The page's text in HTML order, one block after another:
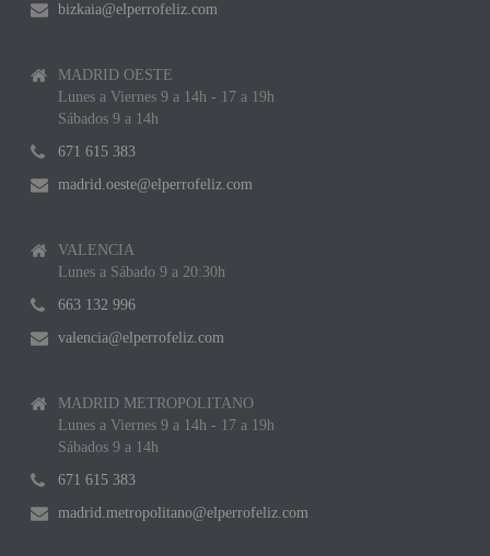
bizkaia@elperrofeliz.com
MADRID OESTE
Lunes a Viernes 9 a 14h - 17 a 19h
Sábados 9 a 14h
671 615 383
madrid.oeste@elperrofeliz.com
VALENCIA
Lunes a Sábado 9 a 20:30h
663 132 996
valencia@elperrofeliz.com
MADRID METROPOLITANO
Lunes a Viernes 9 a 14h - 17 a 19h
Sábados 9 a 14h
671 615 383
madrid.metropolitano@elperrofeliz.com